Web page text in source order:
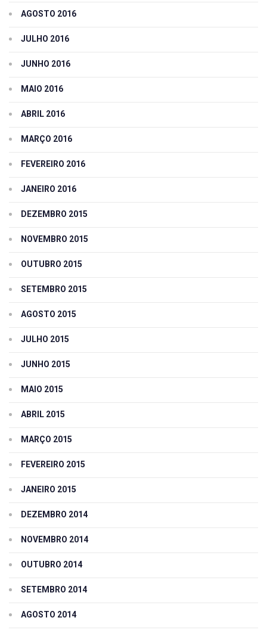
AGOSTO 2016
JULHO 2016
JUNHO 2016
MAIO 2016
ABRIL 2016
MARÇO 2016
FEVEREIRO 2016
JANEIRO 2016
DEZEMBRO 2015
NOVEMBRO 2015
OUTUBRO 2015
SETEMBRO 2015
AGOSTO 2015
JULHO 2015
JUNHO 2015
MAIO 2015
ABRIL 2015
MARÇO 2015
FEVEREIRO 2015
JANEIRO 2015
DEZEMBRO 2014
NOVEMBRO 2014
OUTUBRO 2014
SETEMBRO 2014
AGOSTO 2014